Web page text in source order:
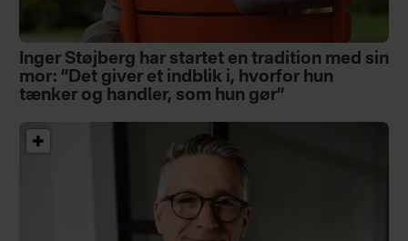
Inger Støjberg har startet en tradition med sin
mor: ”Det giver et indblik i, hvorfor hun
tænker og handler, som hun gør”